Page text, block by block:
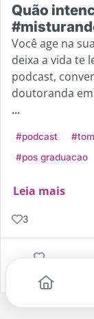
Quão
Você age na
deixa a vida te
podcast,
doutoranda
...
#podcast
#pos graduacao
Leia mais
3
Gostei